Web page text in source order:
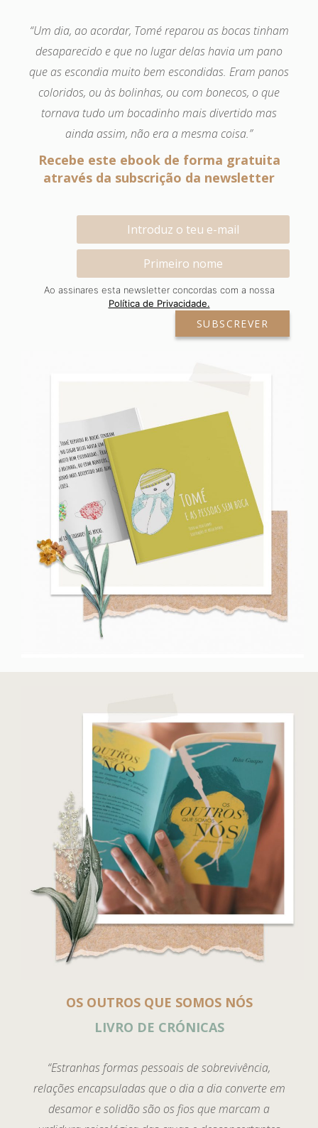
“Um dia, ao acordar, Tomé reparou as bocas tinham
desaparecido e que no lugar delas havia um pano
que as escondia muito bem escondidas. Eram panos
coloridos, ou às bolinhas, ou com bonecos, o que
tornava tudo um bocadinho mais divertido mas
ainda assim, não era a mesma coisa.”
Recebe este ebook de forma gratuita
através da subscrição da newsletter
Ao assinares esta newsletter concordas com a nossa
Política de Privacidade.
OS OUTROS QUE SOMOS NÓS
LIVRO DE CRÓNICAS
“Estranhas formas pessoais de sobrevivência,
relações encapsuladas que o dia a dia converte em
desamor e solidão são os fios que marcam a